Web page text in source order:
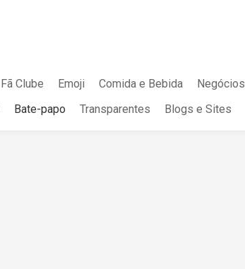
Fã Clube Emoji Comida e Bebida Negócios
Bate-papo Transparentes Blogs e Sites